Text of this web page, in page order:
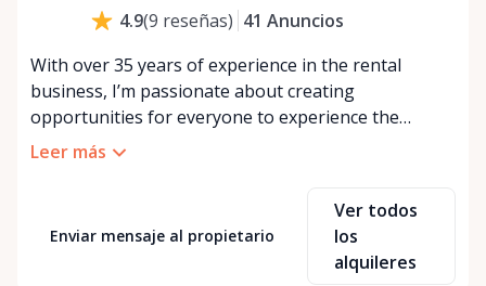
Domingo
9:00 a. m. - 8:00 p. m.
4.9(9 reseñas) 41 Anuncios
With over 35 years of experience in the rental
business, I’m passionate about creating
opportunities for everyone to experience the
benefits of renting. As one of the founders of Rent
already own and to allow others to access and
explore new things affordably. Renting not only
saves money but also has a positive impact on our
Leer más
Enviar mensaje al propietario
Ver todos
los
alquileres